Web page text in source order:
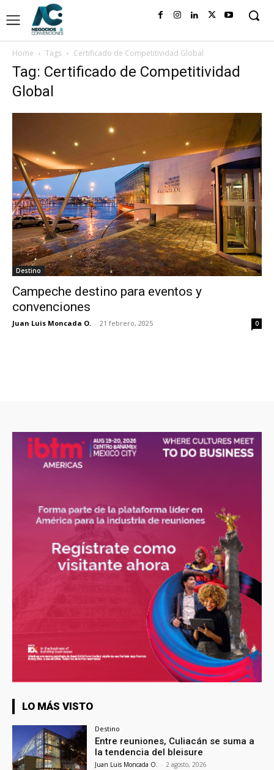
Home Tags Certificado de Competitividad Global
Tag: Certificado de Competitividad
Global
Destino
Campeche destino para eventos y
convenciones
Juan Luis Moncada O. - 21 febrero, 2025 0
LO MÁS VISTO
Destino
Entre reuniones, Culiacán se suma a
la tendencia del bleisure
Juan Luis Moncada O. - 2 agosto, 2026